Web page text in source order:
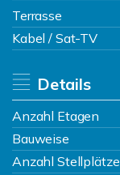
Terrasse
Kabel / Sat-TV
Details
Anzahl Etagen
Bauweise
Anzahl Stellplätze